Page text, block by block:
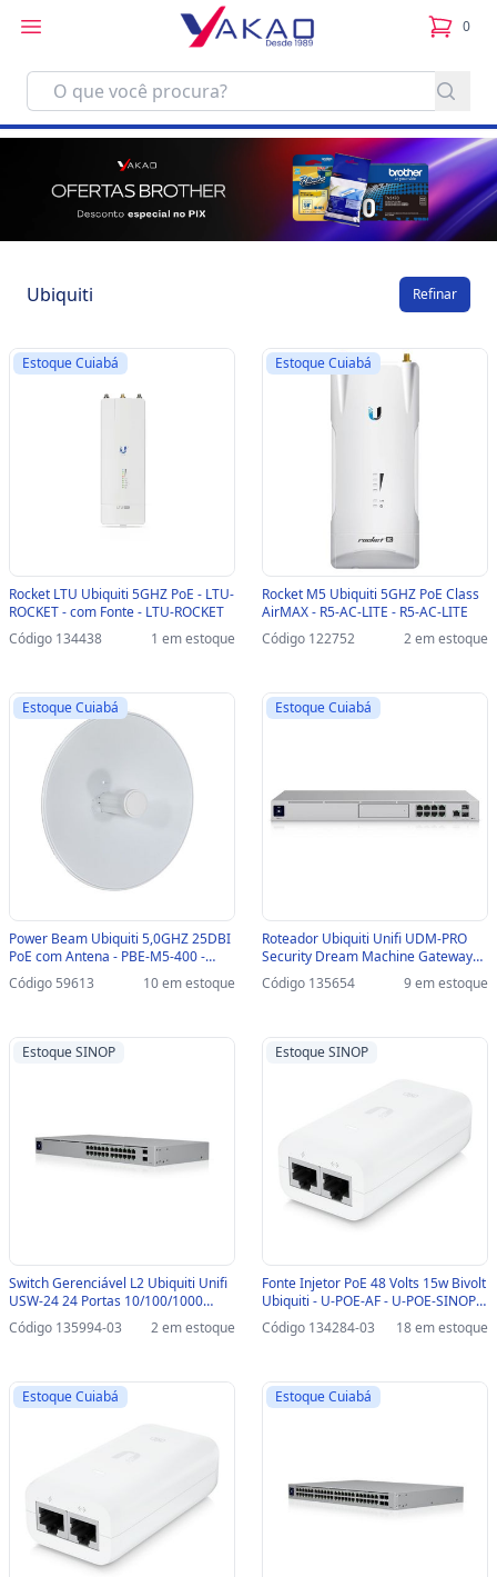
0
itens
Ubiquiti Refinar
Estoque Cuiabá
Rocket LTU Ubiquiti 5GHZ PoE - LTU-
ROCKET - com Fonte - LTU-ROCKET
Código 134438
1 em estoque
Estoque Cuiabá
Rocket M5 Ubiquiti 5GHZ PoE Class
AirMAX - R5-AC-LITE - R5-AC-LITE
Código 122752
2 em estoque
Estoque Cuiabá
Power Beam Ubiquiti 5,0GHZ 25DBI
PoE com Antena - PBE-M5-400 -
PBE-M5-400
Código 59613 10 em estoque
Estoque Cuiabá
Roteador Ubiquiti Unifi UDM-PRO
Security Dream Machine Gateway
Security 8 Portas Gigabit + 2 SFP -
UDM-PRO
Código 135654 9 em estoque
Estoque SINOP
Switch Gerenciável L2 Ubiquiti Unifi
USW-24 24 Portas 10/100/1000
Mbps + 2 SFP 1G-SINOP-03 - USW-
24
Código 135994-03 2 em estoque
Estoque SINOP
Fonte Injetor PoE 48 Volts 15w Bivolt
Ubiquiti - U-POE-AF - U-POE-SINOP-
03 - U-POE-AF - U-POE
Código 134284-03 18 em estoque
Estoque Cuiabá Estoque Cuiabá